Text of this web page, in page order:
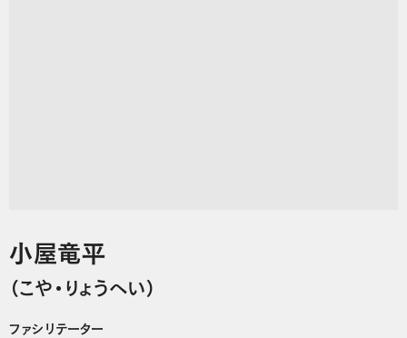
小屋竜平
（こや・りょうへい）
ファシリテーター